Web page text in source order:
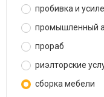
пробивка и
промышленный
прораб
риэлторские
сборка мебели